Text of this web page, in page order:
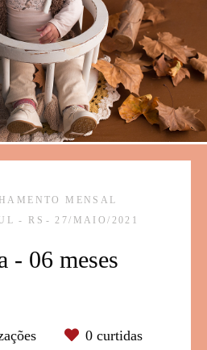
MENSAL
- RS
27/MAIO/2021
- 06 meses
0 curtidas